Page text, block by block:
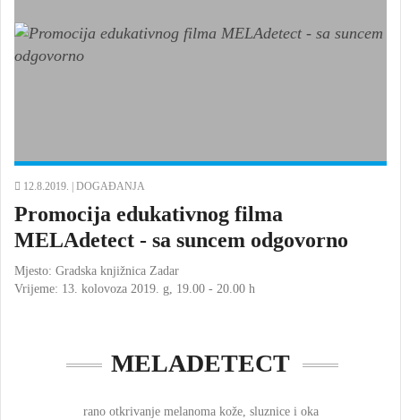
12.8.2019. | DOGAĐANJA
Promocija edukativnog filma
MELAdetect - sa suncem odgovorno
Mjesto: Gradska knjižnica Zadar
Vrijeme: 13. kolovoza 2019. g, 19.00 - 20.00 h
MELADETECT
rano otkrivanje melanoma kože, sluznice i oka